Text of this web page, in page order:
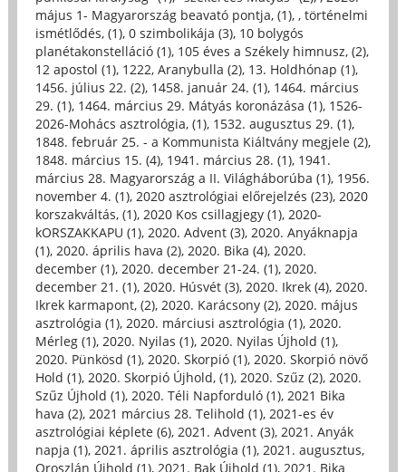
május 1- Magyarország beavató pontja, (1), , történelmi
ismétlődés, (1), 0 szimbolikája (3), 10 bolygós
planétakonstelláció (1), 105 éves a Székely himnusz, (2),
12 apostol (1), 1222, Aranybulla (2), 13. Holdhónap (1),
1456. július 22. (2), 1458. január 24. (1), 1464. március
29. (1), 1464. március 29. Mátyás koronázása (1), 1526-
2026-Mohács asztrológia, (1), 1532. augusztus 29. (1),
1848. február 25. - a Kommunista Kiáltvány megjele (2),
1848. március 15. (4), 1941. március 28. (1), 1941.
március 28. Magyarország a II. Világháborúba (1), 1956.
november 4. (1), 2020 asztrológiai előrejelzés (23), 2020
korszakváltás, (1), 2020 Kos csillagjegy (1), 2020-
kORSZAKKAPU (1), 2020. Advent (3), 2020. Anyáknapja
(1), 2020. április hava (2), 2020. Bika (4), 2020.
december (1), 2020. december 21-24. (1), 2020.
december 21. (1), 2020. Húsvét (3), 2020. Ikrek (4), 2020.
Ikrek karmapont, (2), 2020. Karácsony (2), 2020. május
asztrológia (1), 2020. márciusi asztrológia (1), 2020.
Mérleg (1), 2020. Nyilas (1), 2020. Nyilas Újhold (1),
2020. Pünkösd (1), 2020. Skorpió (1), 2020. Skorpió növő
Hold (1), 2020. Skorpió Újhold, (1), 2020. Szűz (2), 2020.
Szűz Újhold (1), 2020. Téli Napforduló (1), 2021 Bika
hava (2), 2021 március 28. Telihold (1), 2021-es év
asztrológiai képlete (6), 2021. Advent (3), 2021. Anyák
napja (1), 2021. április asztrológia (1), 2021. augusztus,
Oroszlán Újhold (1), 2021. Bak Újhold (1), 2021. Bika